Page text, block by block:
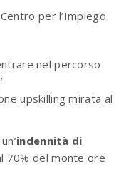
per l’Impiego
nel percorso
upskilling mirata al
indennità di
70% del monte ore